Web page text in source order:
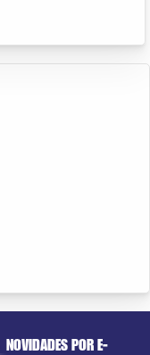
NOVIDADES POR E-